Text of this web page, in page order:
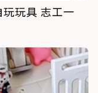
玩具 志工一